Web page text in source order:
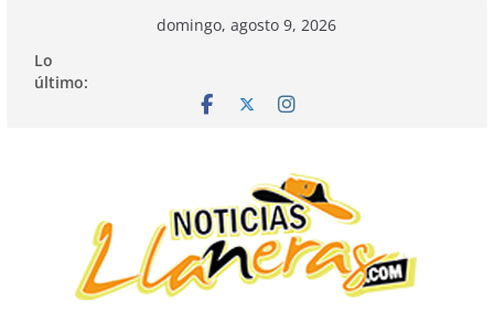
contenido
domingo, agosto 9, 2026
Lo
último: